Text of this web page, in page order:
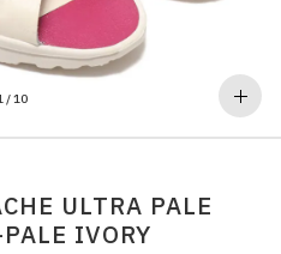
/10
ULTRA PALE
IVORY